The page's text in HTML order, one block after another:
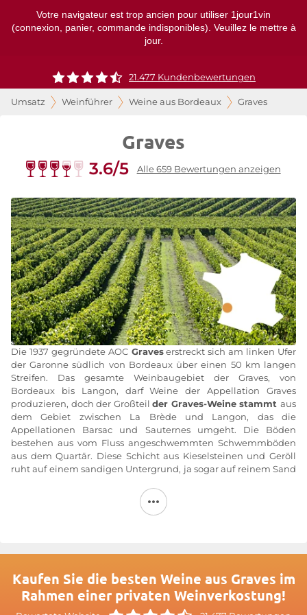
Votre navigateur est trop ancien pour utiliser 1jour1vin
(connexion, panier, commande indisponibles). Veuillez le mettre à
jour.
21.477 Kundenbewertungen
Umsatz Weinführer Weine aus Bordeaux Graves
Graves
3.6/5 Alle 659 Bewertungen anzeigen
Die 1937 gegründete AOCGraveserstreckt sich am linken Ufer
der Garonne südlich von Bordeaux über einen 50 km langen
Streifen. Das gesamte Weinbaugebiet der Graves, von
Bordeaux bis Langon, darf Weine der Appellation Graves
produzieren, doch der Großteilder Graves-Weine stammtaus
dem Gebiet zwischen La Brède und Langon, das die
Appellationen Barsac und Sauternes umgeht. Die Böden
bestehen aus vom Fluss angeschwemmten Schwemmböden
aus dem Quartär. Diese Schicht aus Kieselsteinen und Geröll
ruht auf einem sandigen Untergrund, ja sogar auf reinem Sand
die für die Herstellung großer Weine notwendigen Nährstoffe
Sommers mildert.Die Anbaufläche für rote Rebsorten nimmt
seit den 1950er Jahren stetig zu. Die Appellation Graves
erstreckt sich über mehr als 3.800 Hektar. Ihre jährliche
Produktion beläuft sich auf 170.000 Hektoliter, davon entfallen
Kaufen Sie die besten Weine aus Graves im
Rahmen einer privaten Weinverkostung!